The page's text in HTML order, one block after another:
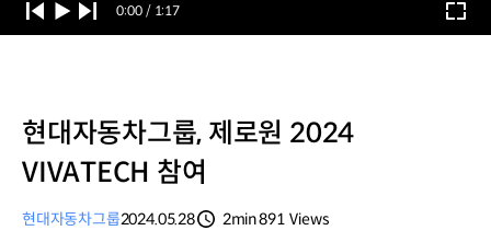
Current
Time
0:00 / Duration
1:17
현대자동차그룹, 제로원 2024
VIVATECH 참여
현대자동차그룹2024.05.28
2min891 Views